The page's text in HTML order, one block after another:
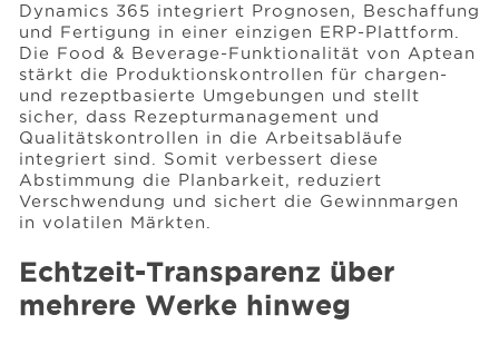
Dynamics 365 integriert Prognosen, Beschaffung
und Fertigung in einer einzigen ERP-Plattform.
Die Food & Beverage-Funktionalität von Aptean
stärkt die Produktionskontrollen für chargen-
und rezeptbasierte Umgebungen und stellt
sicher, dass Rezepturmanagement und
Qualitätskontrollen in die Arbeitsabläufe
integriert sind. Somit verbessert diese
Abstimmung die Planbarkeit, reduziert
Verschwendung und sichert die Gewinnmargen
in volatilen Märkten.
Echtzeit-Transparenz über
mehrere Werke hinweg